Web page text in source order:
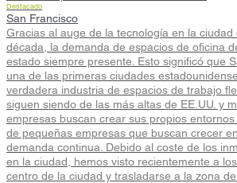
Destacado
San Francisco
Gracias al auge de la tecnología en la ciudad
década, la demanda de espacios de oficina
estado siempre presente. Esto significó que
una de las primeras ciudades
verdadera industria de espacios de trabajo
siguen siendo de las más altas de EE.UU. y
empresas buscan crear sus propios
de pequeñas empresas que buscan crecer
demanda continua. Debido al coste de los
en la ciudad, hemos visto recientemente a
centro de la ciudad y trasladarse a la zona de